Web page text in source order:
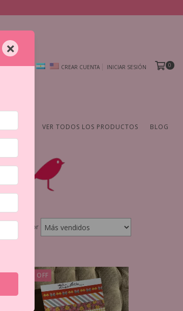
CREAR CUENTA INICIAR SESIÓN 0
DE AUTOR VER TODOS LOS PRODUCTOS BLOG
Ordenar por
OFF
×